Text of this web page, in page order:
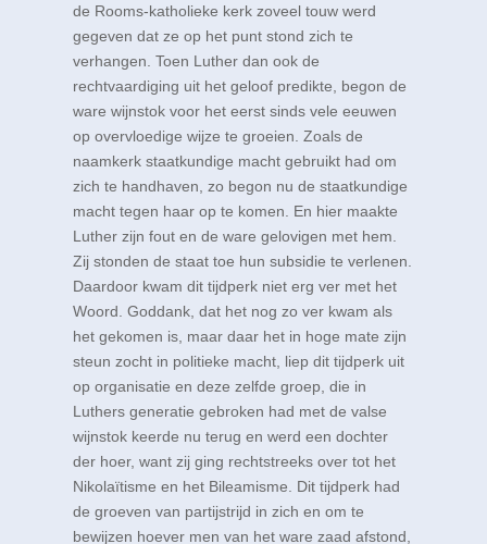
de Rooms-katholieke kerk zoveel touw werd
gegeven dat ze op het punt stond zich te
verhangen. Toen Luther dan ook de
rechtvaardiging uit het geloof predikte, begon de
ware wijnstok voor het eerst sinds vele eeuwen
op overvloedige wijze te groeien. Zoals de
naamkerk staatkundige macht gebruikt had om
zich te handhaven, zo begon nu de staatkundige
macht tegen haar op te komen. En hier maakte
Luther zijn fout en de ware gelovigen met hem.
Zij stonden de staat toe hun subsidie te verlenen.
Daardoor kwam dit tijdperk niet erg ver met het
Woord. Goddank, dat het nog zo ver kwam als
het gekomen is, maar daar het in hoge mate zijn
steun zocht in politieke macht, liep dit tijdperk uit
op organisatie en deze zelfde groep, die in
Luthers generatie gebroken had met de valse
wijnstok keerde nu terug en werd een dochter
der hoer, want zij ging rechtstreeks over tot het
Nikolaïtisme en het Bileamisme. Dit tijdperk had
de groeven van partijstrijd in zich en om te
bewijzen hoever men van het ware zaad afstond,